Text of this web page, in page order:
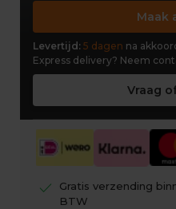
Maak
Levertijd: 5 dagen na
Express delivery? Neem
Vraag
check
Gratis verzending
BTW